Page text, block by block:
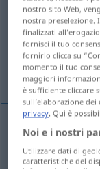
Panoramica
(Fai clic sulla/
Landschaft,
nostro sito Web,
nostra preselezione.
finalizzati
fornisci il tuo
fornirlo clicca su
momento il tuo
maggiori
è sufficiente cliccare
sull’elaborazione
privacy . Qui è
Noi e i nostri
Utilizzare dati di
caratteristiche del